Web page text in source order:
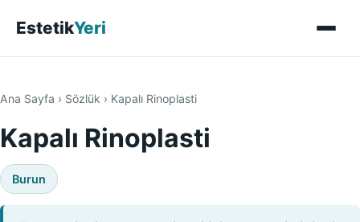
EstetikYeri
Ana Sayfa › Sözlük › Kapalı Rinoplasti
Kapalı Rinoplasti
Burun